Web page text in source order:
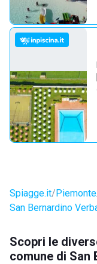
Spiagge.it Piemonte
San Bernardino
Scopri le
comune di San